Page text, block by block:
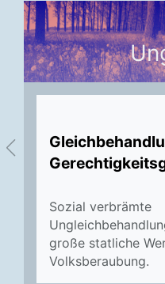
Sozial verbrämte
große statliche
Volksberaubung.